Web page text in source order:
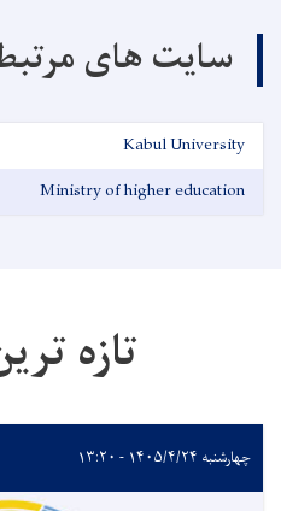
سایت های
Kabul University
Ministry of higher education
تازه
چهارشنبه ۱۴۰۵/۴/۲۴ - ۱۳:۲۰